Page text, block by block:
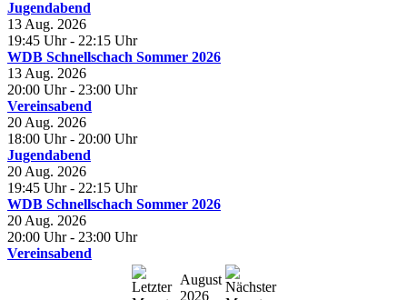
Jugendabend
13 Aug. 2026
19:45 Uhr - 22:15 Uhr
WDB Schnellschach Sommer 2026
13 Aug. 2026
20:00 Uhr - 23:00 Uhr
Vereinsabend
20 Aug. 2026
18:00 Uhr - 20:00 Uhr
Jugendabend
20 Aug. 2026
19:45 Uhr - 22:15 Uhr
WDB Schnellschach Sommer 2026
20 Aug. 2026
20:00 Uhr - 23:00 Uhr
Vereinsabend
August
2026